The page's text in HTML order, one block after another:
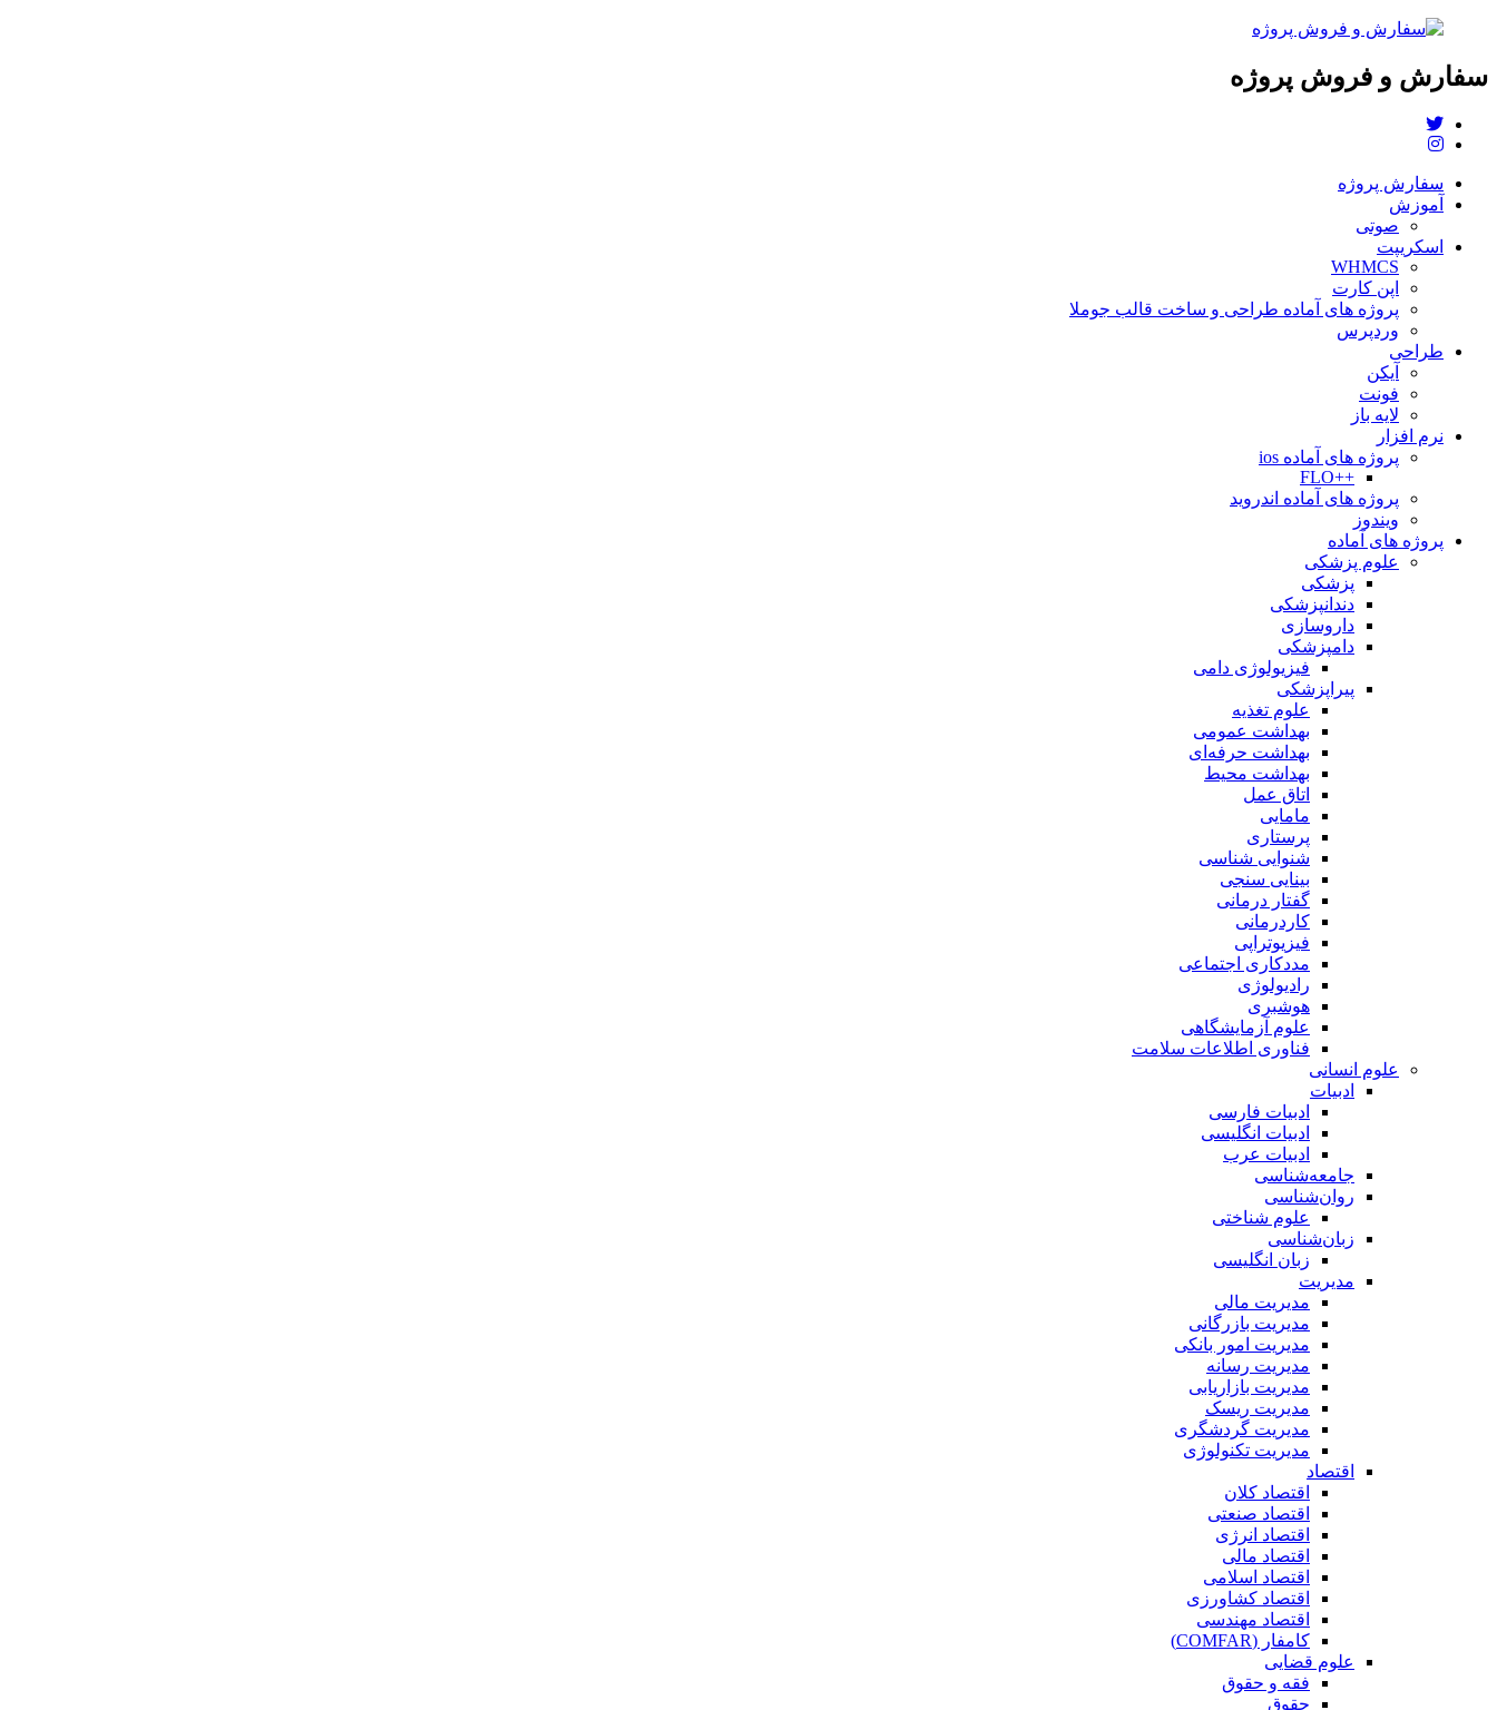
سفارش و فروش پروژه
سفارش پروژه
آموزش
صوتی
اسکریپت
WHMCS
اپن کارت
پروژه های آماده طراحی و ساخت قالب جوملا
وردپرس
طراحی
آیکن
فونت
لایه باز
نرم افزار
پروژه های آماده ios
++FLO
پروژه های آماده اندروید
ویندوز
پروژه های آماده
علوم پزشکی
پزشکی
دندانپزشکی
داروسازی
دامپزشکی
فیزیولوژی دامی
پیراپزشکی
علوم تغذیه
بهداشت عمومی
بهداشت حرفه‌ای
بهداشت محیط
اتاق عمل
مامایی
پرستاری
شنوایی شناسی
بینایی سنجی
گفتار درمانی
کاردرمانی
فیزیوتراپی
مددکاری اجتماعی
رادیولوژی
هوشبری
علوم آزمایشگاهی
فناوری اطلاعات سلامت
علوم انسانی
ادبیات
ادبیات فارسی
ادبیات انگلیسی
ادبیات عرب
جامعه‌شناسی
روان‌شناسی
علوم شناختی
زبان‌شناسی
زبان انگلیسی
مدیریت
مدیریت مالی
مدیریت بازرگانی
مدیریت امور بانکی
مدیریت رسانه
مدیریت بازاریابی
مدیریت ریسک
مدیریت گردشگری
مدیریت تکنولوژی
اقتصاد
اقتصاد کلان
اقتصاد صنعتی
اقتصاد انرژی
اقتصاد مالی
اقتصاد اسلامی
اقتصاد کشاورزی
اقتصاد مهندسی
کامفار (COMFAR)
علوم قضایی
فقه و حقوق
حقوق